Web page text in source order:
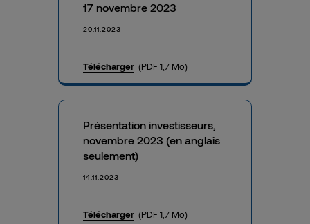
17 novembre 2023
20.11.2023
Télécharger (PDF 1,7 Mo)
Présentation investisseurs,
novembre 2023 (en anglais
seulement)
14.11.2023
Télécharger (PDF 1,7 Mo)